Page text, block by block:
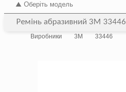
Оберіть модель
Ремінь абразивний 3M 33446
Виробники 3M 33446